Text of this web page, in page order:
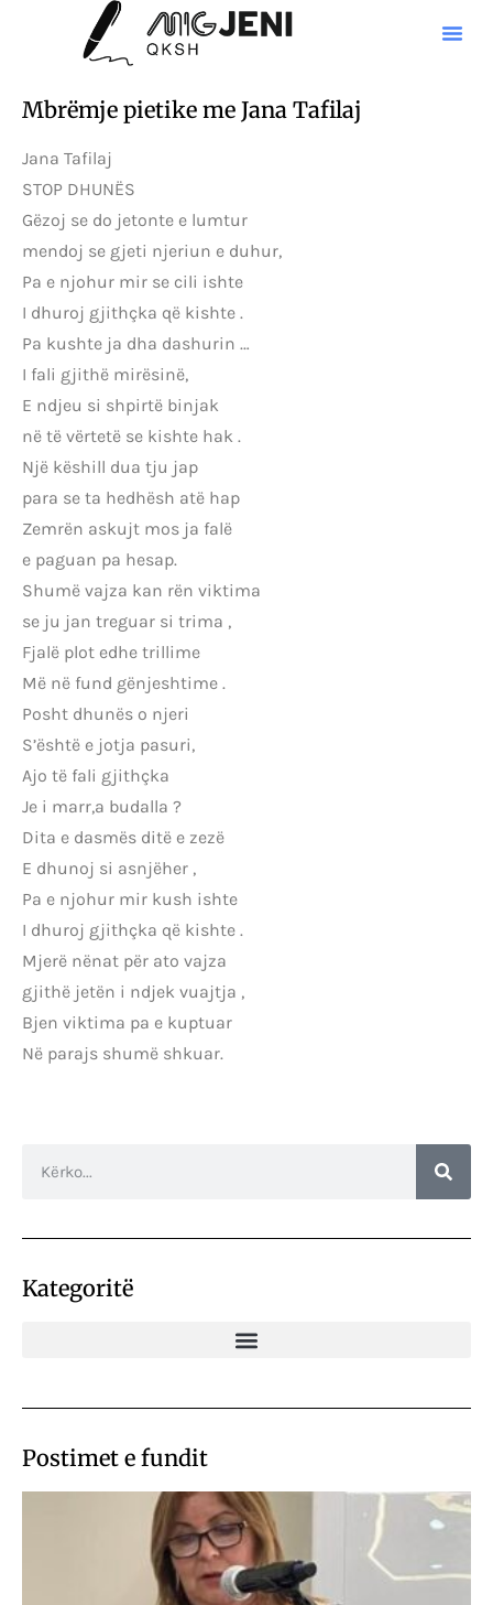
Mbrëmje pietike me Jana Tafilaj
Jana Tafilaj
STOP DHUNËS
Gëzoj se do jetonte e lumtur
mendoj se gjeti njeriun e duhur,
Pa e njohur mir se cili ishte
I dhuroj gjithçka që kishte .
Pa kushte ja dha dashurin …
I fali gjithë mirësinë,
E ndjeu si shpirtë binjak
në të vërtetë se kishte hak .
Një këshill dua tju jap
para se ta hedhësh atë hap
Zemrën askujt mos ja falë
e paguan pa hesap.
Shumë vajza kan rën viktima
se ju jan treguar si trima ,
Fjalë plot edhe trillime
Më në fund gënjeshtime .
Posht dhunës o njeri
S’është e jotja pasuri,
Ajo të fali gjithçka
Je i marr,a budalla ?
Dita e dasmës ditë e zezë
E dhunoj si asnjëher ,
Pa e njohur mir kush ishte
I dhuroj gjithçka që kishte .
Mjerë nënat për ato vajza
gjithë jetën i ndjek vuajtja ,
Bjen viktima pa e kuptuar
Në parajs shumë shkuar.
Kategoritë
Postimet e fundit